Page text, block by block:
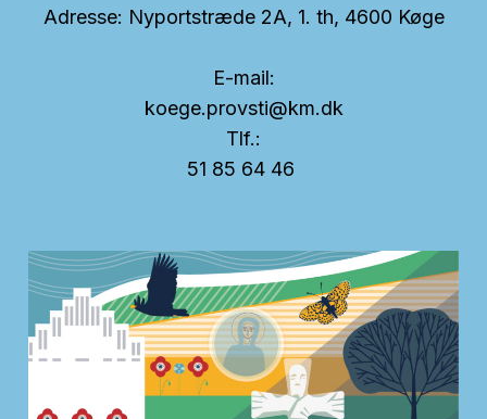
Adresse: Nyportstræde 2A, 1. th, 4600 Køge
E-mail:
koege.provsti@km.dk
Tlf.:
51 85 64 46